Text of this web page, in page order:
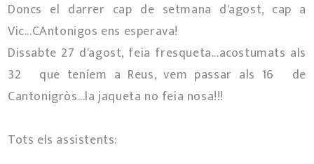
Doncs el darrer cap de setmana d'agost, cap a
Vic...CAntonigos ens esperava!
Dissabte 27 d'agost, feia fresqueta...acostumats als
32º que teníem a Reus, vem passar als 16º de
Cantonigròs...la jaqueta no feia nosa!!!
Tots els assistents: